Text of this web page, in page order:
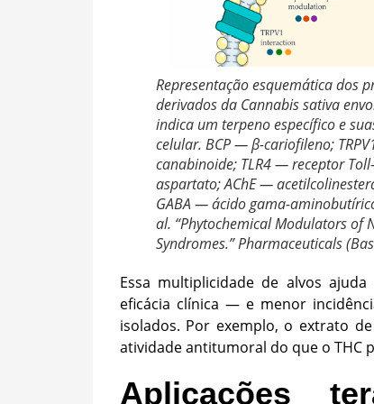
Representação esquemática dos
derivados da Cannabis sativa
indica um terpeno específico e
celular. BCP — β-cariofileno;
canabinoide; TLR4 — receptor
aspartato; AChE —
GABA — ácido gama-
al. “Phytochemical Modulators of
Syndromes.” Pharmaceuticals
Essa multiplicidade de alvos
eficácia clínica — e menor
isolados. Por exemplo, o extrato
atividade antitumoral do que o THC
Aplicações